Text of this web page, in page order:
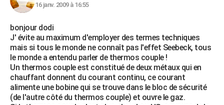
16 janv. 2009 à 16:55
bonjour dodi
J' évite au maximum d'employer des termes techniques
mais si tous le monde ne connaît pas l'effet Seebeck, tous
le monde a entendu parler de thermos couple !
Un thermos couple est constitué de deux métaux qui en
chauffant donnent du courant continu, ce courant
alimente une bobine qui se trouve dans le bloc de sécurité
(de l'autre côté du thermos couple) et ouvre le gaz.